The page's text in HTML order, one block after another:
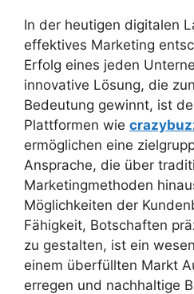
In der heutigen digitalen
effektives Marketing
Erfolg eines jeden
innovative Lösung, die
Bedeutung gewinnt, ist
Plattformen wie
ermöglichen eine
Ansprache, die über
Marketingmethoden
Möglichkeiten der
Fähigkeit, Botschaften
zu gestalten, ist ein
einem überfüllten Markt
erregen und nachhaltige